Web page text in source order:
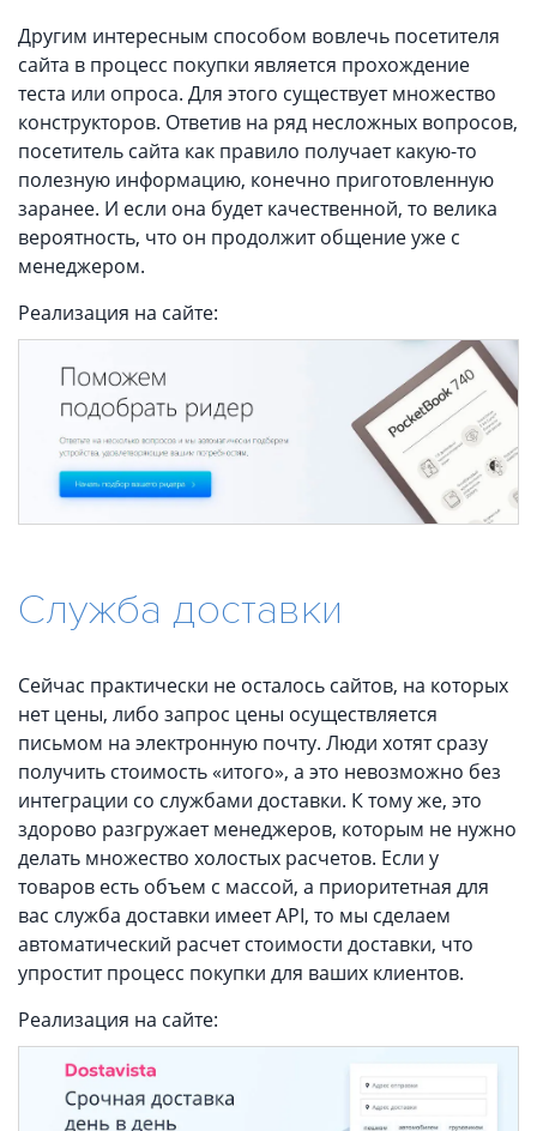
Другим интересным способом вовлечь посетителя
сайта в процесс покупки является прохождение
теста или опроса. Для этого существует множество
конструкторов. Ответив на ряд несложных вопросов,
посетитель сайта как правило получает какую-то
полезную информацию, конечно приготовленную
заранее. И если она будет качественной, то велика
вероятность, что он продолжит общение уже с
менеджером.
Реализация на сайте:
Служба доставки
Сейчас практически не осталось сайтов, на которых
нет цены, либо запрос цены осуществляется
письмом на электронную почту. Люди хотят сразу
получить стоимость «итого», а это невозможно без
интеграции со службами доставки. К тому же, это
здорово разгружает менеджеров, которым не нужно
делать множество холостых расчетов. Если у
товаров есть объем с массой, а приоритетная для
вас служба доставки имеет API, то мы сделаем
автоматический расчет стоимости доставки, что
упростит процесс покупки для ваших клиентов.
Реализация на сайте: